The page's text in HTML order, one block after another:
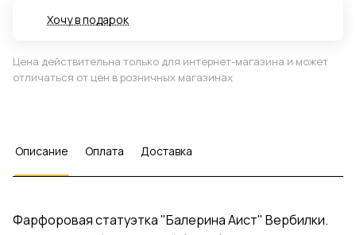
Хочу в подарок
Цена действительна только для интернет-магазина и может
отличаться от цен в розничных магазинах
Описание Оплата Доставка
Фарфоровая статуэтка "Балерина Аист" Вербилки.